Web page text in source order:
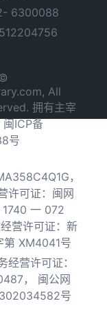
6300088
All
拥有主宰
闽ICP备
号
，
许可证：闽网
一 072
营许可证：新
第 XM4041号
经营许可证：
，
闽公网
号